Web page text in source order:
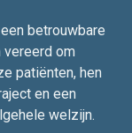
betrouwbare
vereerd om
patiënten, hen
en een
welzijn.